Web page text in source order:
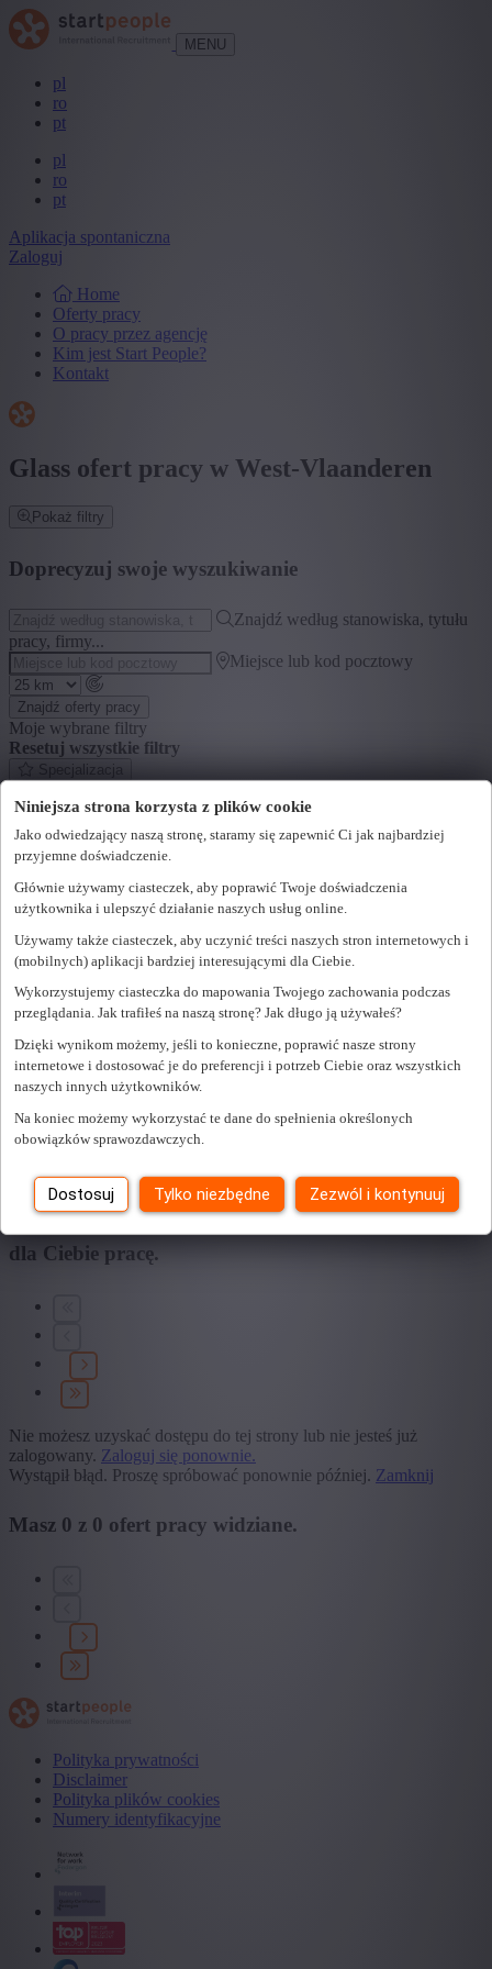
Niniejsza strona korzysta z plików cookie
Jako odwiedzający naszą stronę, staramy się zapewnić Ci jak najbardziej
przyjemne doświadczenie.
Głównie używamy ciasteczek, aby poprawić Twoje doświadczenia
użytkownika i ulepszyć działanie naszych usług online.
Używamy także ciasteczek, aby uczynić treści naszych stron internetowych i
(mobilnych) aplikacji bardziej interesującymi dla Ciebie.
Wykorzystujemy ciasteczka do mapowania Twojego zachowania podczas
przeglądania. Jak trafiłeś na naszą stronę? Jak długo ją używałeś?
Dzięki wynikom możemy, jeśli to konieczne, poprawić nasze strony
internetowe i dostosować je do preferencji i potrzeb Ciebie oraz wszystkich
naszych innych użytkowników.
Na koniec możemy wykorzystać te dane do spełnienia określonych
obowiązków sprawozdawczych.
Dostosuj Tylko niezbędne Zezwól i kontynuuj
MENU
pl
ro
pt
pl
ro
pt
Aplikacja spontaniczna
Zaloguj
Home
Oferty pracy
O pracy przez agencję
Kim jest Start People?
Kontakt
Glass ofert pracy w West-Vlaanderen
Pokaż filtry
Doprecyzuj swoje wyszukiwanie
Znajdź według stanowiska, tytułu
pracy, firmy...
Miejsce lub kod pocztowy
Znajdź oferty pracy
Moje wybrane filtry
Resetuj wszystkie filtry
Specjalizacja
+ Pokaż więcej
- Pokaż mniej
Segment
+ Pokaż więcej
- Pokaż mniej
Województwo
+ Pokaż więcej
- Pokaż mniej
+ Pokaż więcej
- Pokaż mniej
Edukacja
+ Pokaż więcej
- Pokaż mniej
Typ umowy
Znaleźliśmy0 oferty pracy dla Ciebie. znaleźliśmy
dla Ciebie pracę.
Nie możesz uzyskać dostępu do tej strony lub nie jesteś już
zalogowany. Zaloguj się ponownie.
Wystąpił błąd. Proszę spróbować ponownie później. Zamknij
Masz 0 z 0 ofert pracy widziane.
Polityka prywatności
Disclaimer
Polityka plików cookies
Numery identyfikacyjne